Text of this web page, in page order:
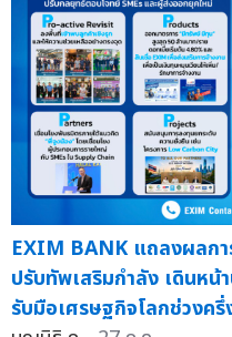
EXIM BANK แถลงผลกา
ปรับทัพเสริมกำลัง เดินห
รับมือเศรษฐกิจโลกช่วงค